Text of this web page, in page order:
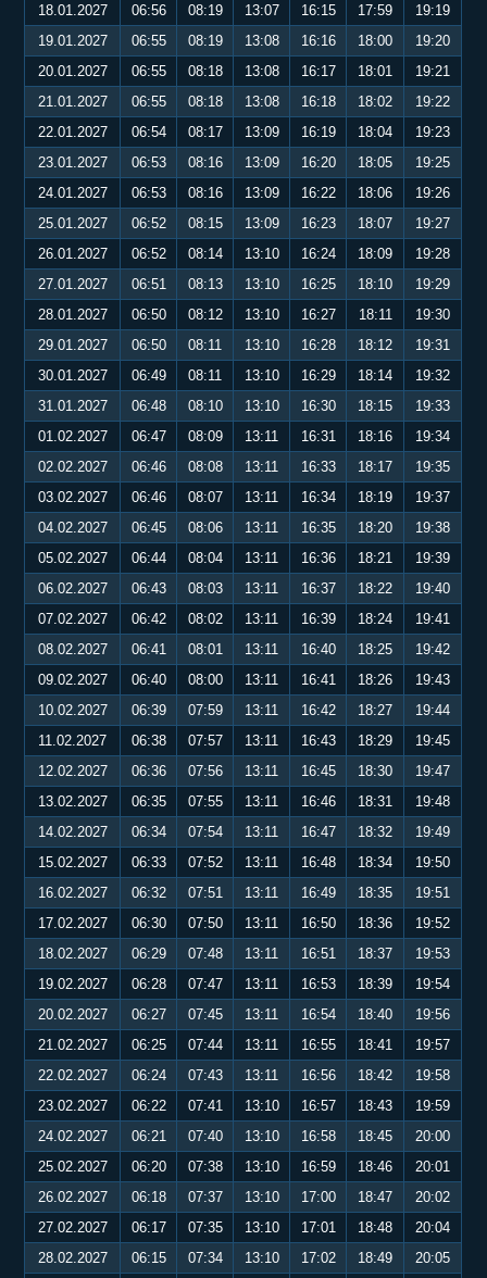
18.01.2027
06:56 08:19 13:07 16:15 17:59
19:19
19.01.2027
06:55 08:19 13:08 16:16 18:00
19:20
20.01.2027
06:55 08:18 13:08 16:17 18:01
19:21
21.01.2027
06:55 08:18 13:08 16:18 18:02
19:22
22.01.2027
06:54 08:17 13:09 16:19 18:04
19:23
23.01.2027
06:53 08:16 13:09 16:20 18:05
19:25
24.01.2027
06:53 08:16 13:09 16:22 18:06
19:26
25.01.2027
06:52 08:15 13:09 16:23 18:07
19:27
26.01.2027
06:52 08:14 13:10 16:24 18:09
19:28
27.01.2027
06:51 08:13 13:10 16:25 18:10
19:29
28.01.2027
06:50 08:12 13:10 16:27 18:11
19:30
29.01.2027
06:50 08:11 13:10 16:28 18:12
19:31
30.01.2027
06:49 08:11 13:10 16:29 18:14
19:32
31.01.2027
06:48 08:10 13:10 16:30 18:15
19:33
01.02.2027
06:47 08:09 13:11 16:31 18:16
19:34
02.02.2027
06:46 08:08 13:11 16:33 18:17
19:35
03.02.2027
06:46 08:07 13:11 16:34 18:19
19:37
04.02.2027
06:45 08:06 13:11 16:35 18:20
19:38
05.02.2027
06:44 08:04 13:11 16:36 18:21
19:39
06.02.2027
06:43 08:03 13:11 16:37 18:22
19:40
07.02.2027
06:42 08:02 13:11 16:39 18:24
19:41
08.02.2027
06:41 08:01 13:11 16:40 18:25
19:42
09.02.2027
06:40 08:00 13:11 16:41 18:26
19:43
10.02.2027
06:39 07:59 13:11 16:42 18:27
19:44
11.02.2027
06:38 07:57 13:11 16:43 18:29
19:45
12.02.2027
06:36 07:56 13:11 16:45 18:30
19:47
13.02.2027
06:35 07:55 13:11 16:46 18:31
19:48
14.02.2027
06:34 07:54 13:11 16:47 18:32
19:49
15.02.2027
06:33 07:52 13:11 16:48 18:34
19:50
16.02.2027
06:32 07:51 13:11 16:49 18:35
19:51
17.02.2027
06:30 07:50 13:11 16:50 18:36
19:52
18.02.2027
06:29 07:48 13:11 16:51 18:37
19:53
19.02.2027
06:28 07:47 13:11 16:53 18:39
19:54
20.02.2027
06:27 07:45 13:11 16:54 18:40
19:56
21.02.2027
06:25 07:44 13:11 16:55 18:41
19:57
22.02.2027
06:24 07:43 13:11 16:56 18:42
19:58
23.02.2027
06:22 07:41 13:10 16:57 18:43
19:59
24.02.2027
06:21 07:40 13:10 16:58 18:45
20:00
25.02.2027
06:20 07:38 13:10 16:59 18:46
20:01
26.02.2027
06:18 07:37 13:10 17:00 18:47
20:02
27.02.2027
06:17 07:35 13:10 17:01 18:48
20:04
28.02.2027
06:15 07:34 13:10 17:02 18:49
20:05